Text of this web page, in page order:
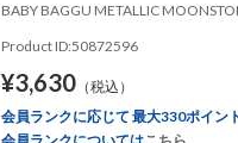
BABY BAGGU METALLIC
Product ID:50872596
¥3,630（税込）
会員ランクに応じて 最大330ポイン